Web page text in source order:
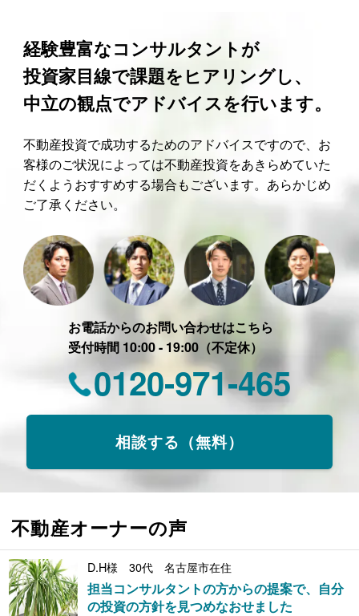
経験豊富なコンサルタントが
投資家目線で課題をヒアリングし、
中立の観点でアドバイスを行います。
不動産投資で成功するためのアドバイスですので、お
客様のご状況によっては不動産投資をあきらめていた
だくようおすすめする場合もございます。あらかじめ
ご了承ください。
お電話からのお問い合わせはこちら
受付時間 10:00 - 19:00（不定休）
0120-971-465
相談する（無料）
不動産オーナーの声
D.H様 30代 名古屋市在住
担当コンサルタントの方からの提案で、自分
の投資の方針を見つめなおせました